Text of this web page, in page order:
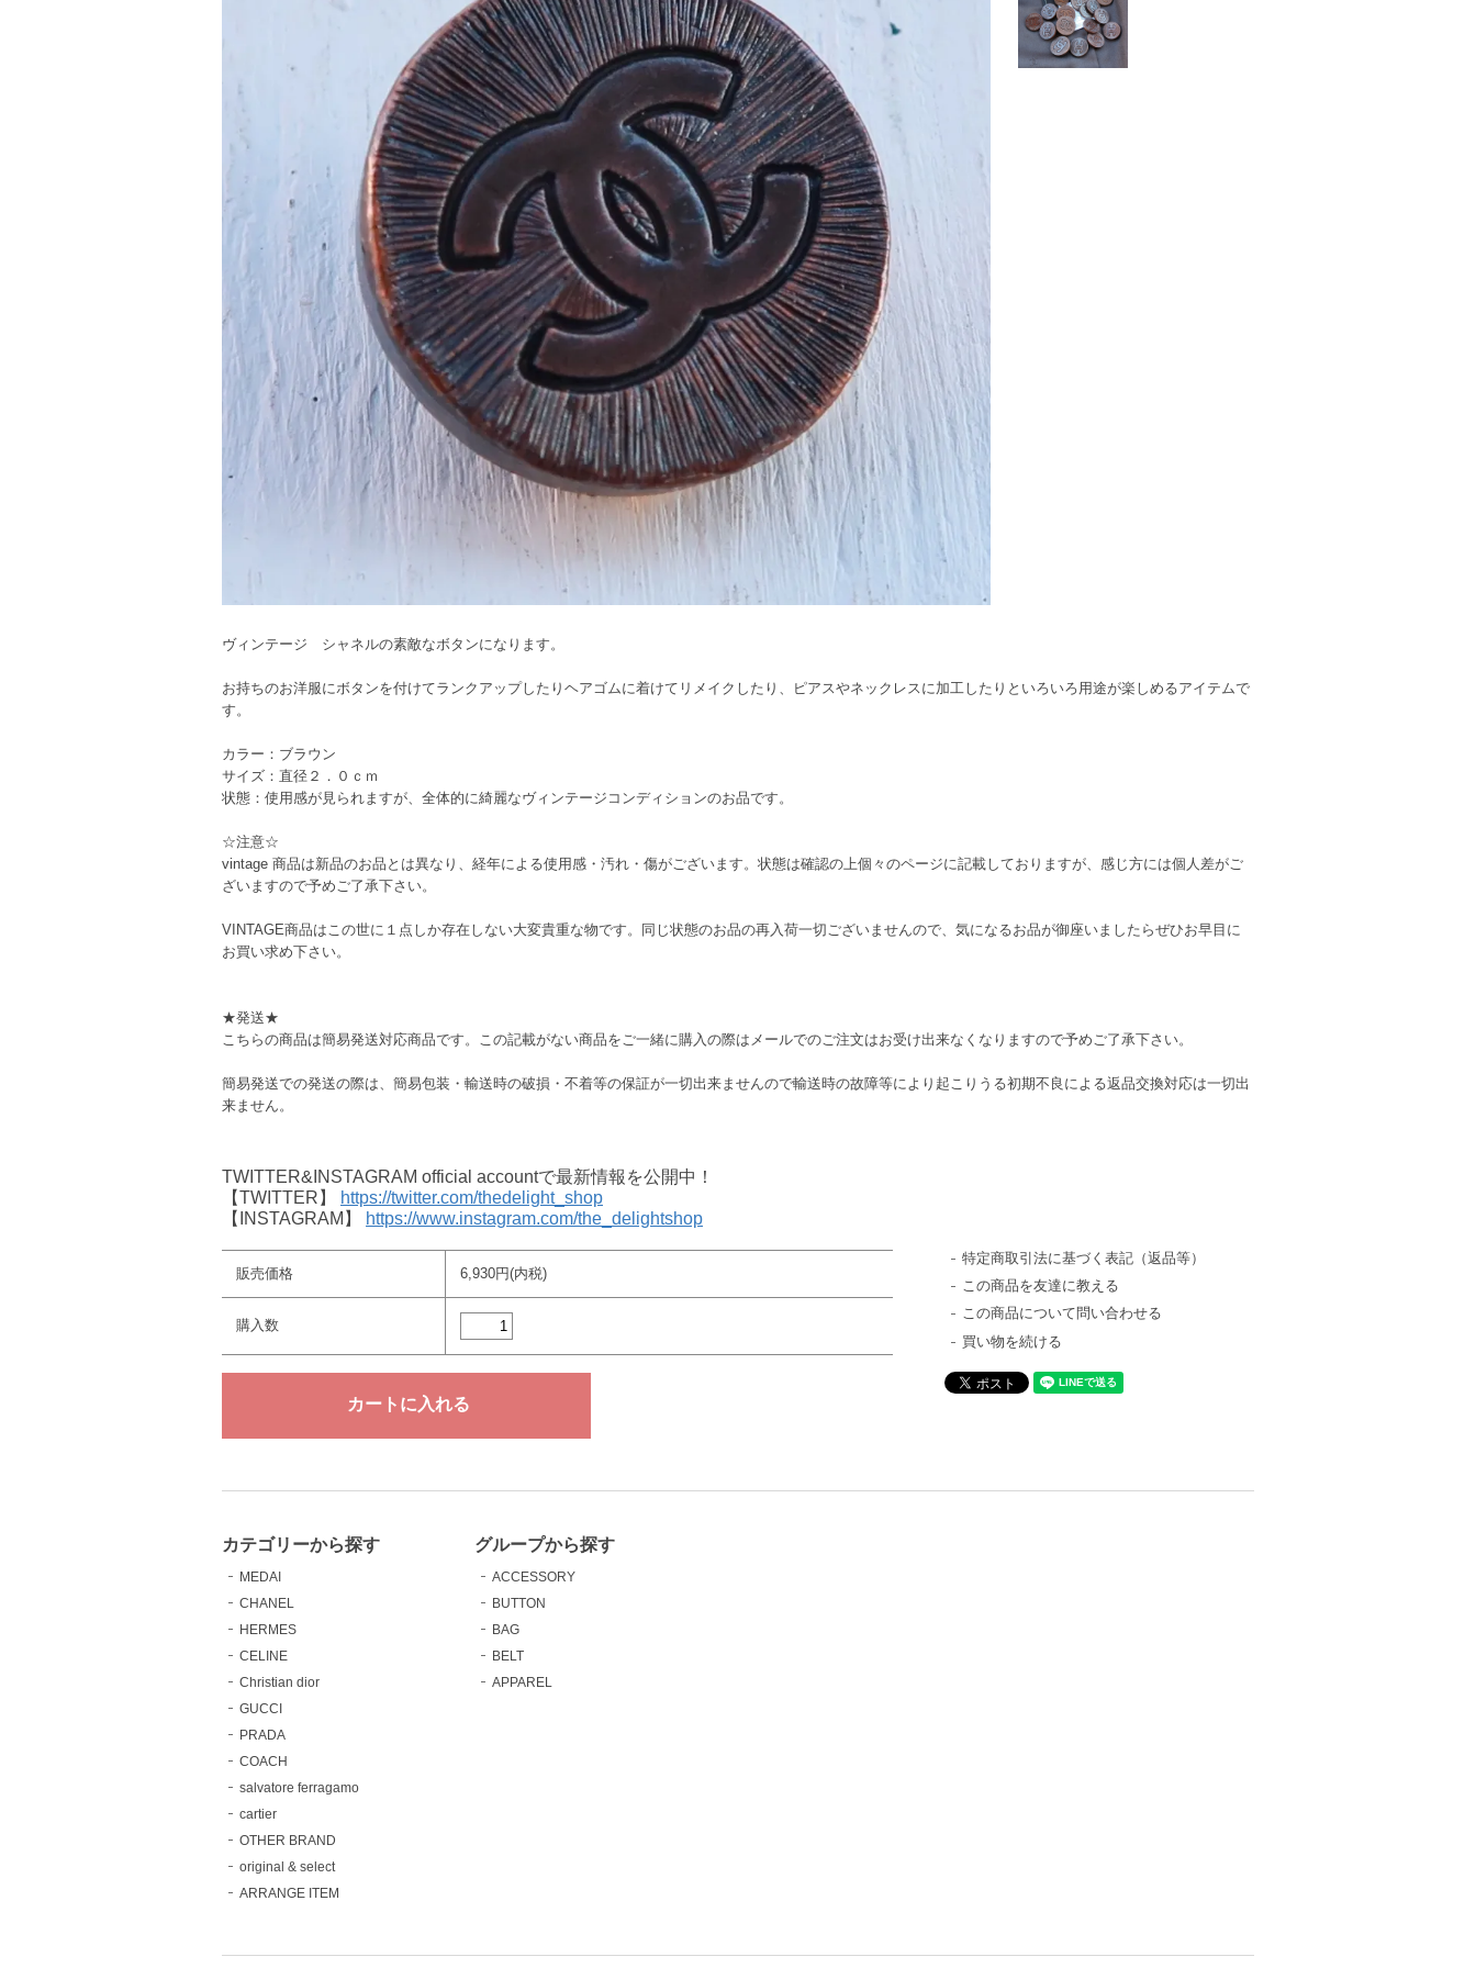
ヴィンテージ シャネルの素敵なボタンになります。
お持ちのお洋服にボタンを付けてランクアップしたりヘアゴムに着けてリメイクしたり、ピアスやネックレスに加工したりといろいろ用途が楽しめるアイテムで
す。
カラー：ブラウン
サイズ：直径２．０ｃｍ
状態：使用感が見られますが、全体的に綺麗なヴィンテージコンディションのお品です。
☆注意☆
vintage 商品は新品のお品とは異なり、経年による使用感・汚れ・傷がございます。状態は確認の上個々のページに記載しておりますが、感じ方には個人差がご
ざいますので予めご了承下さい。
VINTAGE商品はこの世に１点しか存在しない大変貴重な物です。同じ状態のお品の再入荷一切ございませんので、気になるお品が御座いましたらぜひお早目に
お買い求め下さい。
★発送★
こちらの商品は簡易発送対応商品です。この記載がない商品をご一緒に購入の際はメールでのご注文はお受け出来なくなりますので予めご了承下さい。
簡易発送での発送の際は、簡易包装・輸送時の破損・不着等の保証が一切出来ませんので輸送時の故障等により起こりうる初期不良による返品交換対応は一切出
来ません。
TWITTER&INSTAGRAM official accountで最新情報を公開中！
【TWITTER】
https://twitter.com/thedelight_shop
【INSTAGRAM】
https://www.instagram.com/the_delightshop
販売価格 6,930円(内税)
購入数
特定商取引法に基づく表記（返品等）
この商品を友達に教える
この商品について問い合わせる
買い物を続ける
カテゴリーから探す
MEDAI
CHANEL
HERMES
CELINE
Christian dior
GUCCI
PRADA
COACH
salvatore ferragamo
cartier
OTHER BRAND
original & select
ARRANGE ITEM
グループから探す
ACCESSORY
BUTTON
BAG
BELT
APPAREL